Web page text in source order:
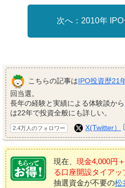
2010年
こちらの記事はIPO投資歴21
回当選。
長年の経験と実績による体験談から
は22年で投資全般にも詳しい。
2.4万人のフォロワー X(Twitter）
現在、 現金4,000円
る口座開設タイアッ
抽選資金が不要の松